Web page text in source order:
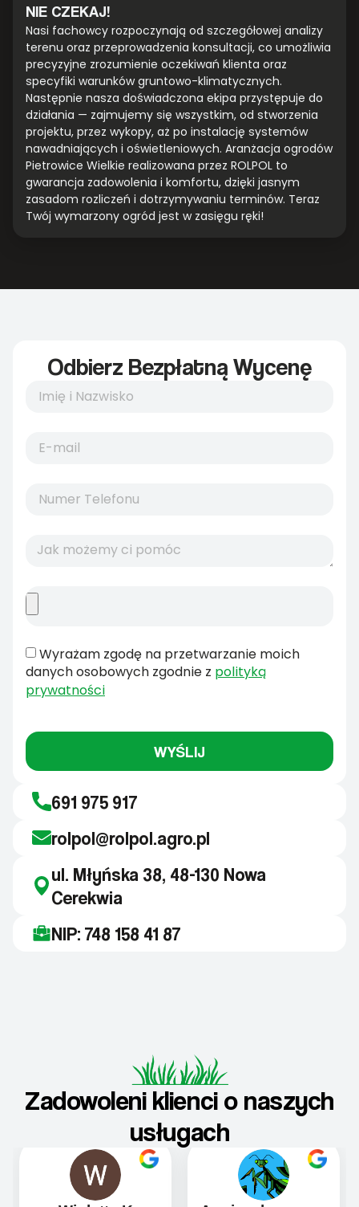
NIE CZEKAJ!
Nasi fachowcy rozpoczynają od szczegółowej analizy
terenu oraz przeprowadzenia konsultacji, co umożliwia
precyzyjne zrozumienie oczekiwań klienta oraz
specyfiki warunków gruntowo-klimatycznych.
Następnie nasza doświadczona ekipa przystępuje do
działania — zajmujemy się wszystkim, od stworzenia
projektu, przez wykopy, aż po instalację systemów
nawadniających i oświetleniowych. Aranżacja ogrodów
Pietrowice Wielkie realizowana przez ROLPOL to
gwarancja zadowolenia i komfortu, dzięki jasnym
zasadom rozliczeń i dotrzymywaniu terminów. Teraz
Twój wymarzony ogród jest w zasięgu ręki!
Odbierz Bezpłatną Wycenę
Wyrażam zgodę na przetwarzanie moich
danych osobowych zgodnie z polityką
prywatności
WYŚLIJ
691 975 917
rolpol@rolpol.agro.pl
ul. Młyńska 38, 48-130 Nowa
Cerekwia
NIP: 748 158 41 87
Zadowoleni klienci o naszych
usługach